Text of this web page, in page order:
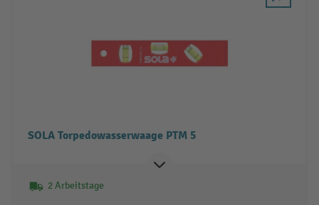
SOLA Torpedowasserwaage PTM 5
2 Arbeitstage